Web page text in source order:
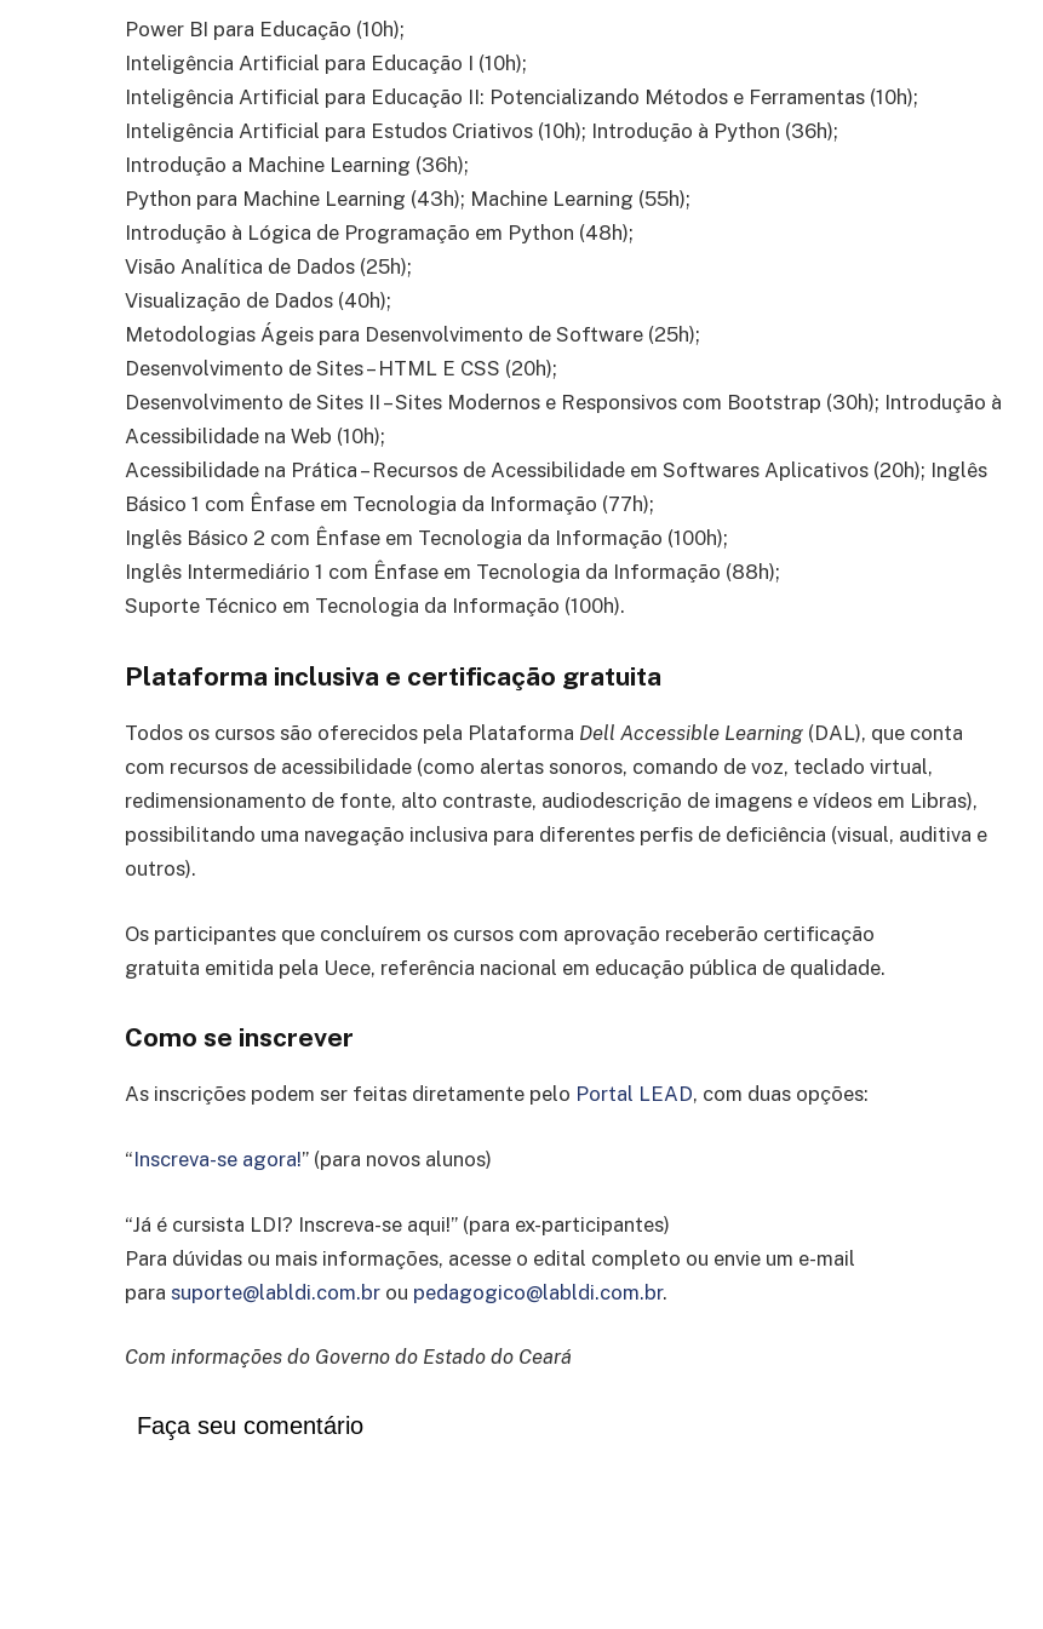
Power BI para Educação (10h);
Inteligência Artificial para Educação I (10h);
Inteligência Artificial para Educação II: Potencializando Métodos e Ferramentas (10h);
Inteligência Artificial para Estudos Criativos (10h); Introdução à Python (36h);
Introdução a Machine Learning (36h);
Python para Machine Learning (43h); Machine Learning (55h);
Introdução à Lógica de Programação em Python (48h);
Visão Analítica de Dados (25h);
Visualização de Dados (40h);
Metodologias Ágeis para Desenvolvimento de Software (25h);
Desenvolvimento de Sites – HTML E CSS (20h);
Desenvolvimento de Sites II – Sites Modernos e Responsivos com Bootstrap (30h); Introdução à
Acessibilidade na Web (10h);
Acessibilidade na Prática – Recursos de Acessibilidade em Softwares Aplicativos (20h); Inglês
Básico 1 com Ênfase em Tecnologia da Informação (77h);
Inglês Básico 2 com Ênfase em Tecnologia da Informação (100h);
Inglês Intermediário 1 com Ênfase em Tecnologia da Informação (88h);
Suporte Técnico em Tecnologia da Informação (100h).
Plataforma inclusiva e certificação gratuita
Todos os cursos são oferecidos pela Plataforma Dell Accessible Learning (DAL), que conta
com recursos de acessibilidade (como alertas sonoros, comando de voz, teclado virtual,
redimensionamento de fonte, alto contraste, audiodescrição de imagens e vídeos em Libras),
possibilitando uma navegação inclusiva para diferentes perfis de deficiência (visual, auditiva e
outros).
Os participantes que concluírem os cursos com aprovação receberão certificação
gratuita emitida pela Uece, referência nacional em educação pública de qualidade.
Como se inscrever
As inscrições podem ser feitas diretamente pelo Portal LEAD, com duas opções:
“Inscreva-se agora!” (para novos alunos)
“Já é cursista LDI? Inscreva-se aqui!” (para ex-participantes)
Para dúvidas ou mais informações, acesse o edital completo ou envie um e-mail
para suporte@labldi.com.br ou pedagogico@labldi.com.br.
Com informações do Governo do Estado do Ceará
Faça seu comentário